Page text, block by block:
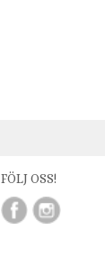
FÖLJ OSS!